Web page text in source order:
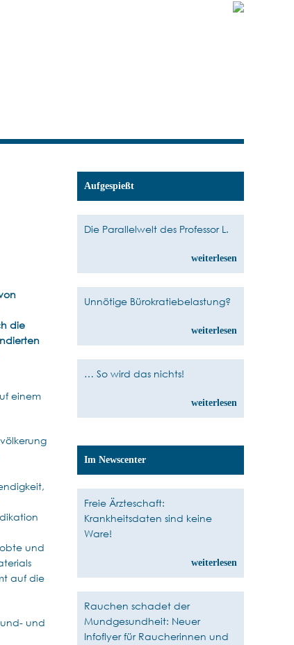
die
einem
und
auf die
und
Aufgespießt
Die Parallelwelt des Professor L.
weiterlesen
Unnötige Bürokratiebelastung?
weiterlesen
… So wird das nichts!
weiterlesen
Im Newscenter
Freie Ärzteschaft:
Krankheitsdaten sind keine
Ware!
weiterlesen
Rauchen schadet der
Mundgesundheit: Neuer
Infoflyer für Raucherinnen und